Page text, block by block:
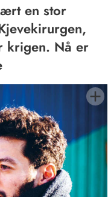
en stor
krigen. Nå er